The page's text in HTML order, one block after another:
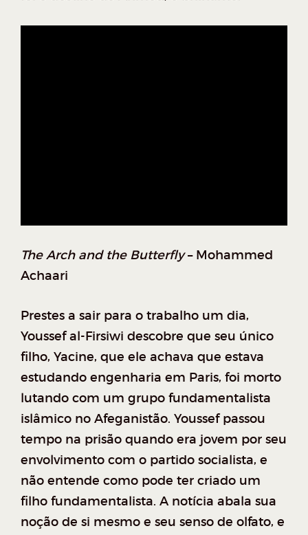
The Arch and the Butterfly– Mohammed
Achaari
Prestes a sair para o trabalho um dia,
Youssef al-Firsiwi descobre que seu único
filho, Yacine, que ele achava que estava
estudando engenharia em Paris, foi morto
lutando com um grupo fundamentalista
islâmico no Afeganistão. Youssef passou
tempo na prisão quando era jovem por seu
envolvimento com o partido socialista, e
não entende como pode ter criado um
filho fundamentalista. A notícia abala sua
noção de si mesmo e seu senso de olfato, e